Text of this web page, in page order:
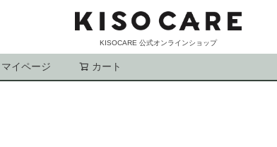
KISOCARE 公式オンラインショップ
マイページ カート